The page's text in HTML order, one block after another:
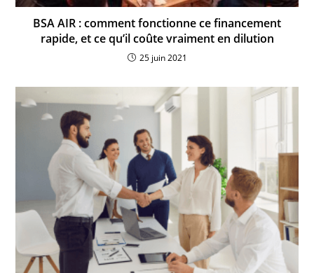
BSA AIR : comment fonctionne ce financement
rapide, et ce qu’il coûte vraiment en dilution
25 juin 2021